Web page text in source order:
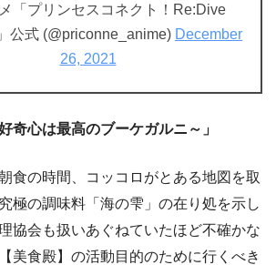
「プリンセスコネクト！Re:Dive
公式 (@priconne_anime) December
26, 2021
奇心は最高のブーケガルニ～」
食の時間、コッコロがとある地図を取
極の調味料「海の雫」の在り処を示し
協会も扱いあぐねていたほど不確かな
美食殿】の活動目的のために行くべき